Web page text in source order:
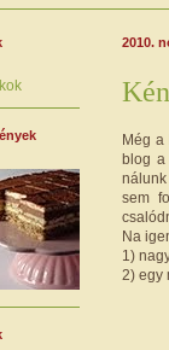
2010.
Még a
blog a
sem
Na
1)
2) egy